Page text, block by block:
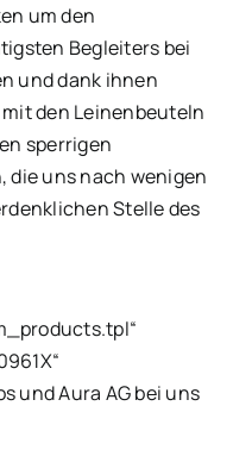
um den
Begleiters bei
und dank ihnen
den Leinenbeuteln
sperrigen
die uns nach wenigen
Stelle des
und Aura AG bei uns